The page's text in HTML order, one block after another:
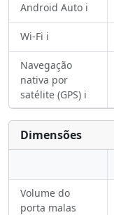
Android Auto ℹ️
Wi-Fi ℹ️
Navegação
nativa por
satélite (GPS) ℹ️
Dimensões
Volume do
porta malas